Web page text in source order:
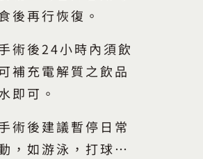
後再行恢復。
術後24小時內須飲
補充電解質之飲品
即可。
術後建議暫停日常
，如游泳，打球…